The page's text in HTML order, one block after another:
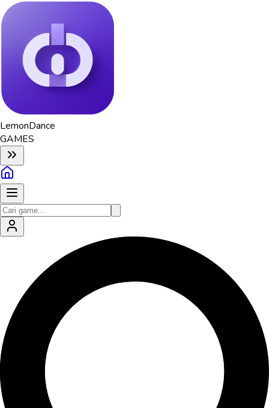
LemonDance
GAMES